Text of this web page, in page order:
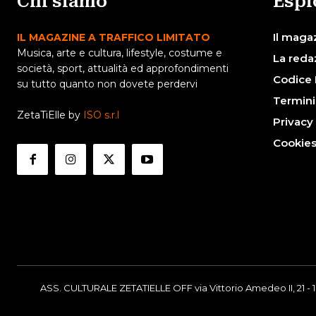
IL MAGAZINE A TRAFFICO LIMITATO
Musica, arte e cultura, lifestyle, costume e
società, sport, attualità ed approfondimenti
su tutto quanto non dovete perdervi
ZetaTiElle by ISO s.r.l
Il
La
Codice
ASS. CULTURALE ZETATIELLE OFF via Vittorio Amedeo II, 21